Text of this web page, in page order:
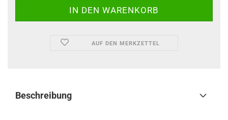
AUF DEN MERKZETTEL
Beschreibung